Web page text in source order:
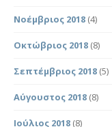
Νοέμβριος 2018 (4)
Οκτώβριος 2018 (8)
Σεπτέμβριος 2018 (5)
Αύγουστος 2018 (8)
Ιούλιος 2018 (8)